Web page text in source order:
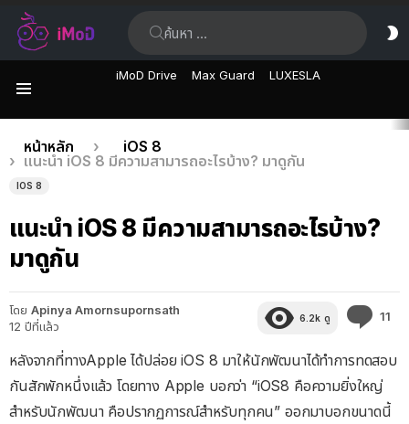
iMoD Drive Max Guard LUXESLA
เรื่อง
ล่าสุด
คุณอยู่ที่นี่:
หน้าหลัก
iOS 8
แนะนำ iOS 8 มีความสามารถอะไรบ้าง? มาดูกัน
IOS 8
แนะนำ iOS 8 มีความสามารถอะไรบ้าง?
มาดูกัน
โดย Apinya Amornsupornsath
12 ปีที่แล้ว
6.2k ดู 11
หลังจากที่ทางApple ได้ปล่อย iOS 8 มาให้นักพัฒนาได้ทำการทดสอบ
กันสักพักหนึ่งแล้ว โดยทาง Apple บอกว่า “iOS8 คือความยิ่งใหญ่
สำหรับนักพัฒนา คือปรากฏการณ์สำหรับทุกคน” ออกมาบอกขนาดนี้